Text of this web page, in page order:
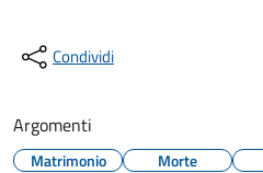
Condividi
Argomenti
Matrimonio Morte